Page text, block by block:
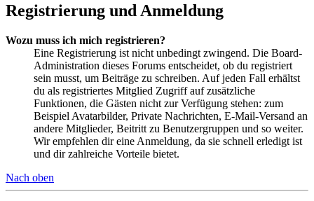
Registrierung und Anmeldung
Wozu muss ich mich registrieren?
Eine Registrierung ist nicht unbedingt zwingend. Die Board-
Administration dieses Forums entscheidet, ob du registriert
sein musst, um Beiträge zu schreiben. Auf jeden Fall erhältst
du als registriertes Mitglied Zugriff auf zusätzliche
Funktionen, die Gästen nicht zur Verfügung stehen: zum
Beispiel Avatarbilder, Private Nachrichten, E-Mail-Versand an
andere Mitglieder, Beitritt zu Benutzergruppen und so weiter.
Wir empfehlen dir eine Anmeldung, da sie schnell erledigt ist
und dir zahlreiche Vorteile bietet.
Nach oben